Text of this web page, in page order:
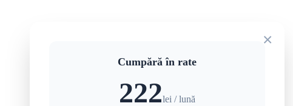
×
Cumpără în rate
222lei / lună